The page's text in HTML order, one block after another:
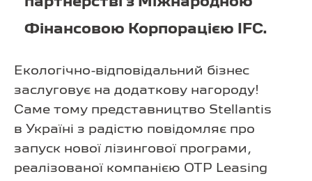
Фінансовою Корпорацією IFC.
Екологічно-відповідальний бізнес
заслуговує на додаткову нагороду!
Саме тому представництво Stellantis
в Україні з радістю повідомляє про
запуск нової лізингової програми,
реалізованої компанією OTP Leasing